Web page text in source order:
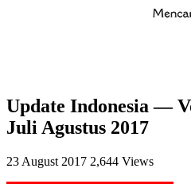
Update Indonesia —
Juli Agustus 2017
23 August 2017 2,644 Views